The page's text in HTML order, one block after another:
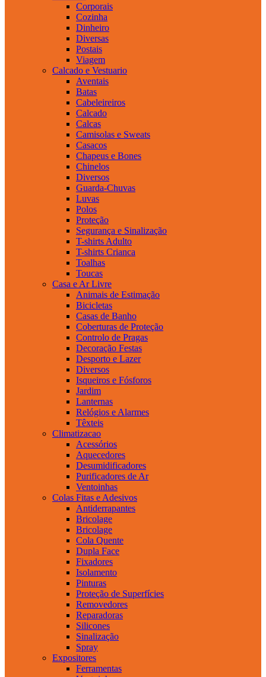
Corporais
Cozinha
Dinheiro
Diversas
Postais
Viagem
Calcado e Vestuario
Aventais
Batas
Cabeleireiros
Calcado
Calcas
Camisolas e Sweats
Casacos
Chapeus e Bones
Chinelos
Diversos
Guarda-Chuvas
Luvas
Polos
Proteção
Segurança e Sinalização
T-shirts Adulto
T-shirts Crianca
Toalhas
Toucas
Casa e Ar Livre
Animais de Estimação
Bicicletas
Casas de Banho
Coberturas de Proteção
Controlo de Pragas
Decoração Festas
Desporto e Lazer
Diversos
Isqueiros e Fósforos
Jardim
Lanternas
Relógios e Alarmes
Têxteis
Climatizacao
Acessórios
Aquecedores
Desumidificadores
Purificadores de Ar
Ventoinhas
Colas Fitas e Adesivos
Antiderrapantes
Bricolage
Bricolage
Cola Quente
Dupla Face
Fixadores
Isolamento
Pinturas
Proteção de Superfícies
Removedores
Reparadoras
Silicones
Sinalização
Spray
Expositores
Ferramentas